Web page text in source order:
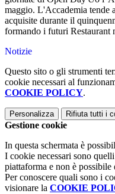
maggio. L'Accademia tende
acquisite durante il
formando i futuri Restaurant
Notizie
Questo sito o gli strumenti
cookie necessari al
COOKIE POLICY.
Personalizza Rifiuta tutti i
Gestione cookie
In questa schermata è
I cookie necessari sono
piattaforma e non è
Per conoscere quali sono i
visionare la COOKIE